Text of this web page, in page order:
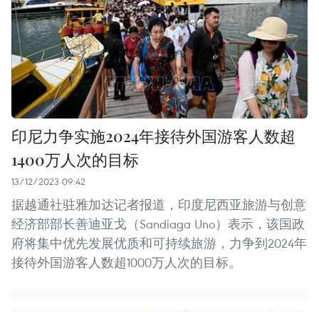
印尼力争实施2024年接待外国游客人数超
1400万人次的目标
13/12/2023 09:42
据越通社驻雅加达记者报道，印度尼西亚旅游与创意
经济部部长善迪亚戈（Sandiaga Uno）表示，该国政
府将集中优先发展优质和可持续旅游，力争到2024年
接待外国游客人数超1000万人次的目标。